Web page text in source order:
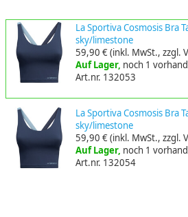
La Sportiva Cosmosis Bra
sky/limestone
59,90 €(inkl. MwSt., zzgl.
Auf Lager, noch 1
Art.nr. 132053
La Sportiva Cosmosis Bra
sky/limestone
59,90 €(inkl. MwSt., zzgl.
Auf Lager, noch 1
Art.nr. 132054